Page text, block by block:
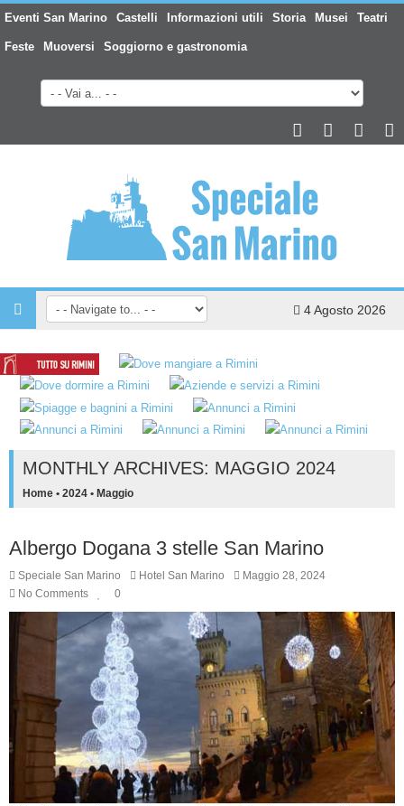
Eventi San Marino Castelli Informazioni utili Storia Musei Teatri
Feste Muoversi Soggiorno e gastronomia
4 Agosto 2026
MONTHLY ARCHIVES: MAGGIO 2024
Home • 2024 • Maggio
Albergo Dogana 3 stelle San Marino
Speciale San Marino Hotel San Marino
Maggio 28, 2024
No Comments
0